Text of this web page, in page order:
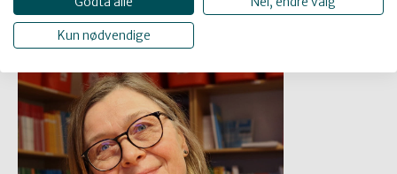
seniorrådgiver Lise Lundh fra Kulturtanken.
Kun nødvendige